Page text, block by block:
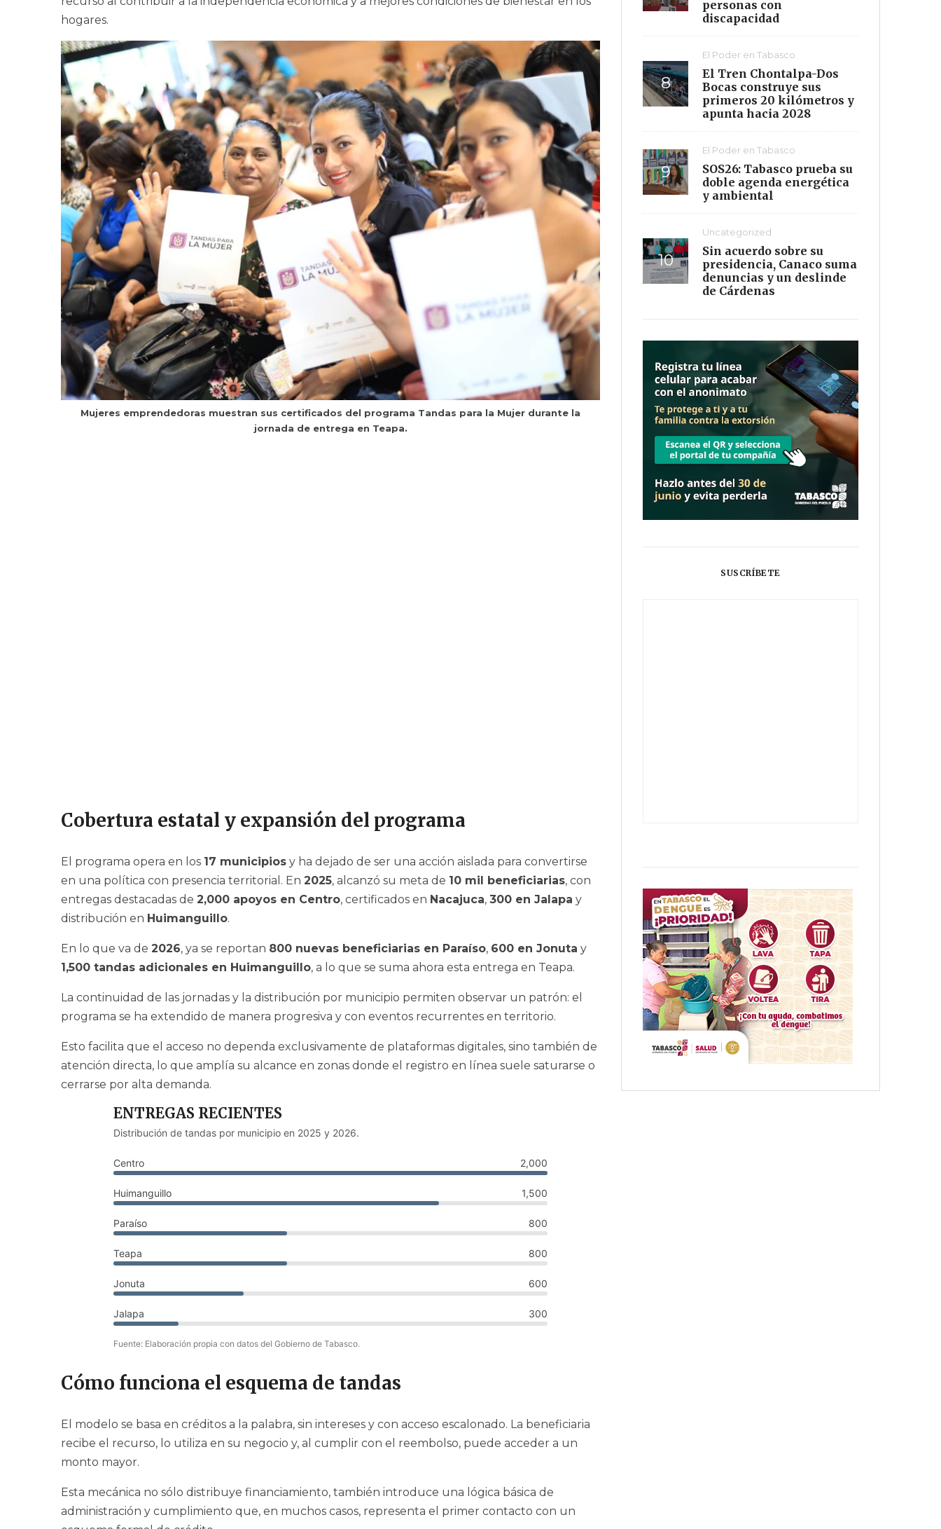
hogares.
Mujeres emprendedoras muestran sus certificados del programa Tandas para la Mujer durante la
jornada de entrega en Teapa.
Cobertura estatal y expansión del programa
El programa opera en los 17 municipios y ha dejado de ser una acción aislada para convertirse
en una política con presencia territorial. En 2025, alcanzó su meta de 10 mil beneficiarias, con
entregas destacadas de 2,000 apoyos en Centro, certificados en Nacajuca, 300 en Jalapa y
distribución en Huimanguillo.
En lo que va de 2026, ya se reportan 800 nuevas beneficiarias en Paraíso, 600 en Jonuta y
1,500 tandas adicionales en Huimanguillo, a lo que se suma ahora esta entrega en Teapa.
La continuidad de las jornadas y la distribución por municipio permiten observar un patrón: el
programa se ha extendido de manera progresiva y con eventos recurrentes en territorio.
Esto facilita que el acceso no dependa exclusivamente de plataformas digitales, sino también de
atención directa, lo que amplía su alcance en zonas donde el registro en línea suele saturarse o
cerrarse por alta demanda.
ENTREGAS RECIENTES
Distribución de tandas por municipio en 2025 y 2026.
Centro 2,000
Huimanguillo 1,500
Paraíso 800
Teapa 800
Jonuta 600
Jalapa 300
Fuente: Elaboración propia con datos del Gobierno de Tabasco.
Cómo funciona el esquema de tandas
El modelo se basa en créditos a la palabra, sin intereses y con acceso escalonado. La beneficiaria
recibe el recurso, lo utiliza en su negocio y, al cumplir con el reembolso, puede acceder a un
monto mayor.
Esta mecánica no sólo distribuye financiamiento, también introduce una lógica básica de
administración y cumplimiento que, en muchos casos, representa el primer contacto con un
personas con
discapacidad
El Poder en Tabasco
El Tren Chontalpa-Dos
Bocas construye sus
primeros 20 kilómetros y
apunta hacia 2028
El Poder en Tabasco
SOS26: Tabasco prueba su
doble agenda energética
y ambiental
Uncategorized
Sin acuerdo sobre su
presidencia, Canaco suma
denuncias y un deslinde
de Cárdenas
SUSCRÍBETE